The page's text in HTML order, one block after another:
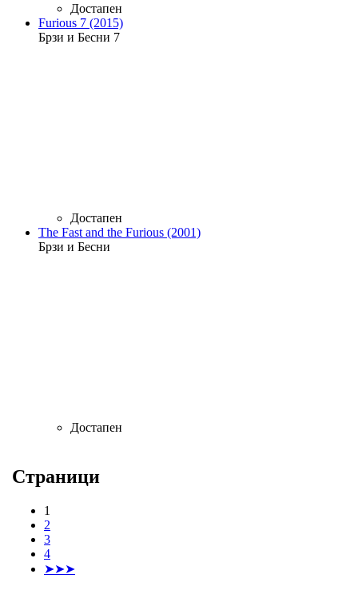
Достапен
Furious 7 (2015)
Брзи и Бесни 7
Достапен
The Fast and the Furious (2001)
Брзи и Бесни
Достапен
Страници
1
2
3
4
➤➤➤